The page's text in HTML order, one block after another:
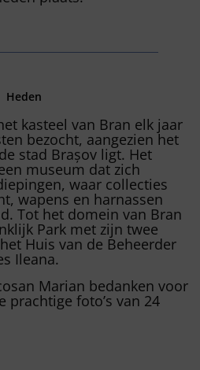
Heden
kasteel van Bran elk jaar
bezocht, aangezien het
stad Brașov ligt. Het
museum dat zich
waar collecties
wapens en harnassen
Tot het domein van Bran
Park met zijn twee
Huis van de Beheerder
Ileana.
Marian bedanken voor
prachtige foto’s van 24